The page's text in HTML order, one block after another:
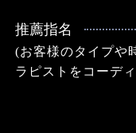
推薦指名
(お客様のタイプや
ラピストをコーデ